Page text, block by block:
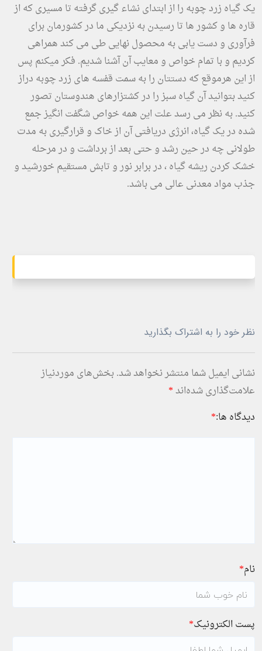
یک گیاه زرد چوبه را از ابتدای نشاء گیری گرفته تا مسیری که از
قاره ها و کشور ها تا رسیدن به نزدیکی ما در کشورمان برای
فرآوری و دست یابی به محصول نهایی طی می کند همراهی
کردیم و با تمام خواص و معایب آن آشنا شدیم. فکر میکنم پس
از این هرموقع که دستتان را به سمت قفسه های زرد چوبه دراز
کنید بتوانید آن گیاه سبز را در کشتزارهای هندوستان تصور
کنید. به نظر می رسد علت این همه خواص شگفت انگیز جمع
شده در یک گیاه، انرژی دریافتی آن از خاک و قرارگیری به مدت
طولانی چه در حین رشد و حتی بعد از برداشت و در مرحله
خشک کردن ریشه گیاه ، در برابر نور و تابش مستقیم خورشید و
جذب مواد معدنی عالی می باشد.
نظر خود را به اشتراک بگذارید
نشانی ایمیل شما منتشر نخواهد شد. بخش‌های موردنیاز
علامت‌گذاری شده‌اند*
دیدگاه ها:*
نام*
پست الکترونیک*